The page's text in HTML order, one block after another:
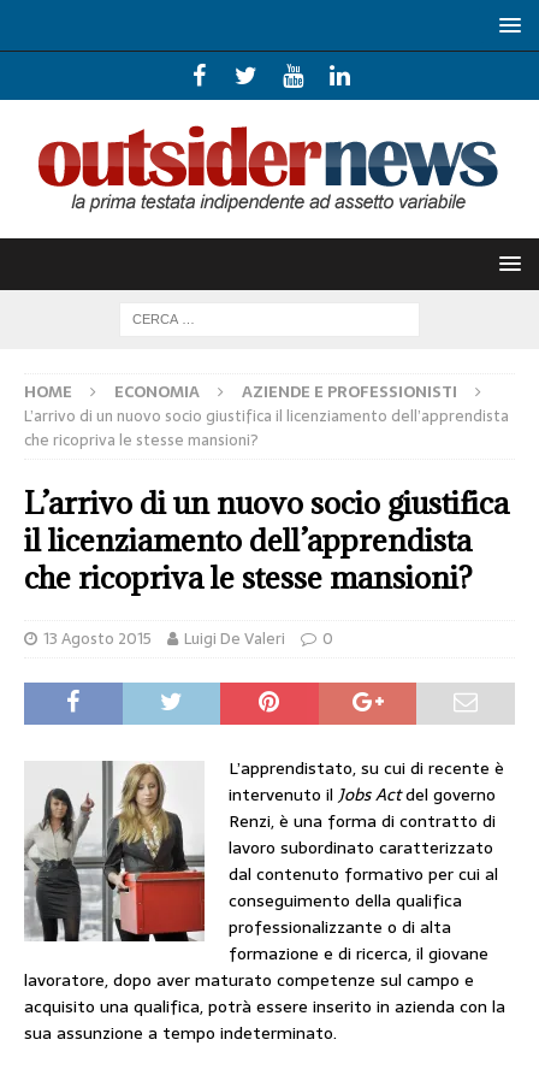
HOME ECONOMIA
AZIENDE E PROFESSIONISTI
L’arrivo di un nuovo socio giustifica il licenziamento dell’apprendista
che ricopriva le stesse mansioni?
L’arrivo di un nuovo socio giustifica
il licenziamento dell’apprendista
che ricopriva le stesse mansioni?
13 Agosto 2015 Luigi De Valeri 0
L’apprendistato, su cui di recente è
intervenuto il Jobs Actdel governo
Renzi, è una forma di contratto di
lavoro subordinato caratterizzato
dal contenuto formativo per cui al
conseguimento della qualifica
professionalizzante o di alta
formazione e di ricerca, il giovane
lavoratore, dopo aver maturato competenze sul campo e
acquisito una qualifica, potrà essere inserito in azienda con la
sua assunzione a tempo indeterminato.